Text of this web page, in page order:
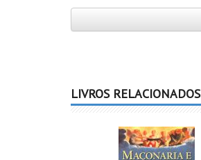
LIVROS RELACIONADOS